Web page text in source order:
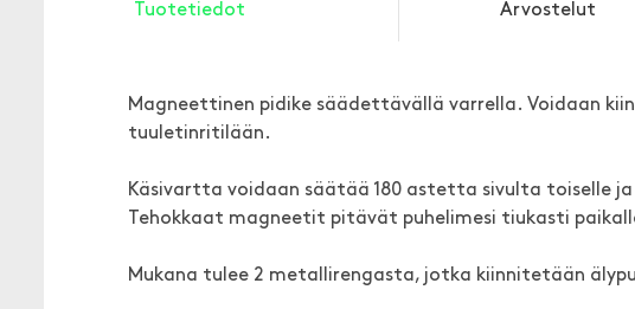
Tuotetiedot Arvostelut
Magneettinen pidike säädettävällä varrella. Voidaan
tuuletinritilään.
Käsivartta voidaan säätää 180 astetta sivulta toiselle
Tehokkaat magneetit pitävät puhelimesi tiukasti
Mukana tulee 2 metallirengasta, jotka kiinnitetään